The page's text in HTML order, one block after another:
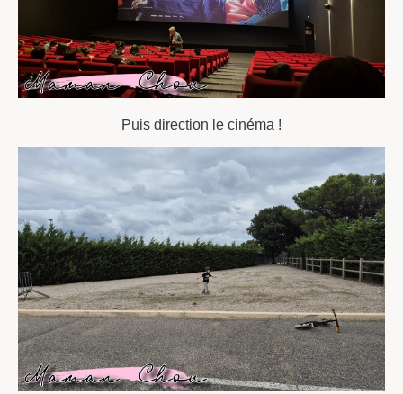
Puis direction le cinéma !